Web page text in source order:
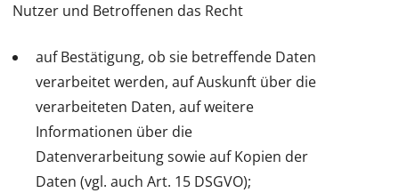
Nutzer und Betroffenen das Recht
auf Bestätigung, ob sie betreffende Daten
verarbeitet werden, auf Auskunft über die
verarbeiteten Daten, auf weitere
Informationen über die
Datenverarbeitung sowie auf Kopien der
Daten (vgl. auch Art. 15 DSGVO);